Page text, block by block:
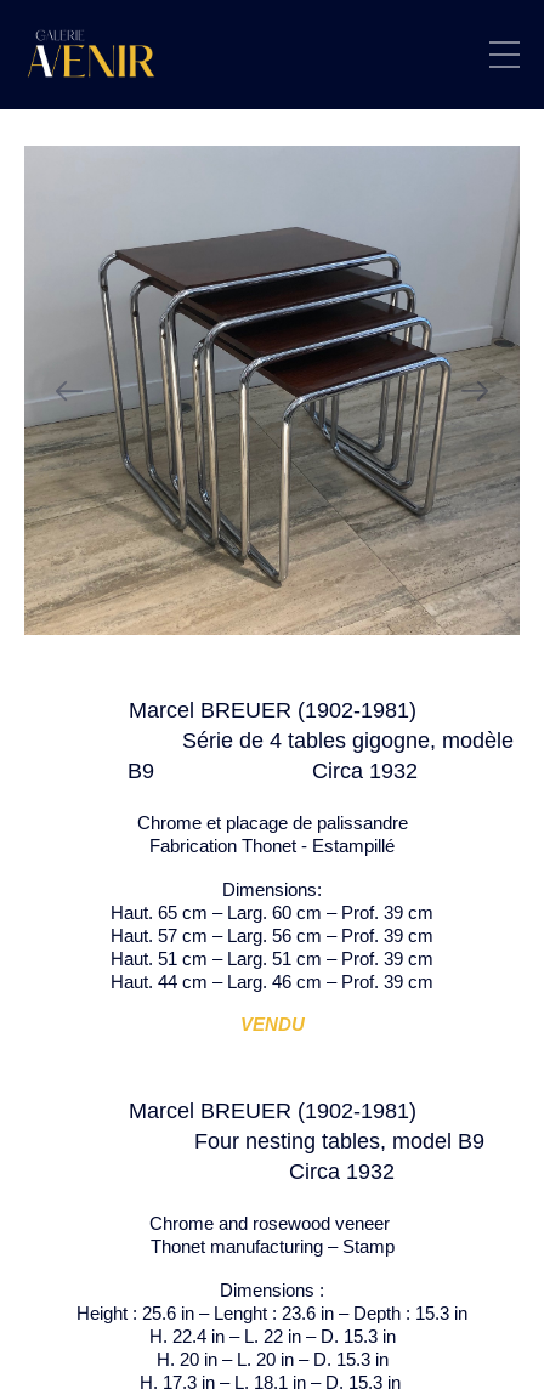
Marcel BREUER (1902-1981)
Série de 4 tables gigogne, modèle
B9 Circa 1932
Chrome et placage de palissandre
Fabrication Thonet - Estampillé
Dimensions:
Haut. 65 cm – Larg. 60 cm – Prof. 39 cm
Haut. 57 cm – Larg. 56 cm – Prof. 39 cm
Haut. 51 cm – Larg. 51 cm – Prof. 39 cm
Haut. 44 cm – Larg. 46 cm – Prof. 39 cm
VENDU
Marcel BREUER (1902-1981)
Four nesting tables, model B9
Circa 1932
Chrome and rosewood veneer
Thonet manufacturing – Stamp
Dimensions :
Height : 25.6 in – Lenght : 23.6 in – Depth : 15.3 in
H. 22.4 in – L. 22 in – D. 15.3 in
H. 20 in – L. 20 in – D. 15.3 in
H. 17.3 in – L. 18.1 in – D. 15.3 in